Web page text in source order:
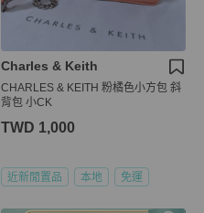
Charles & Keith
CHARLES & KEITH 粉橘色小方包 斜
背包 小CK
TWD 1,000
近新閒置品 本地 免運